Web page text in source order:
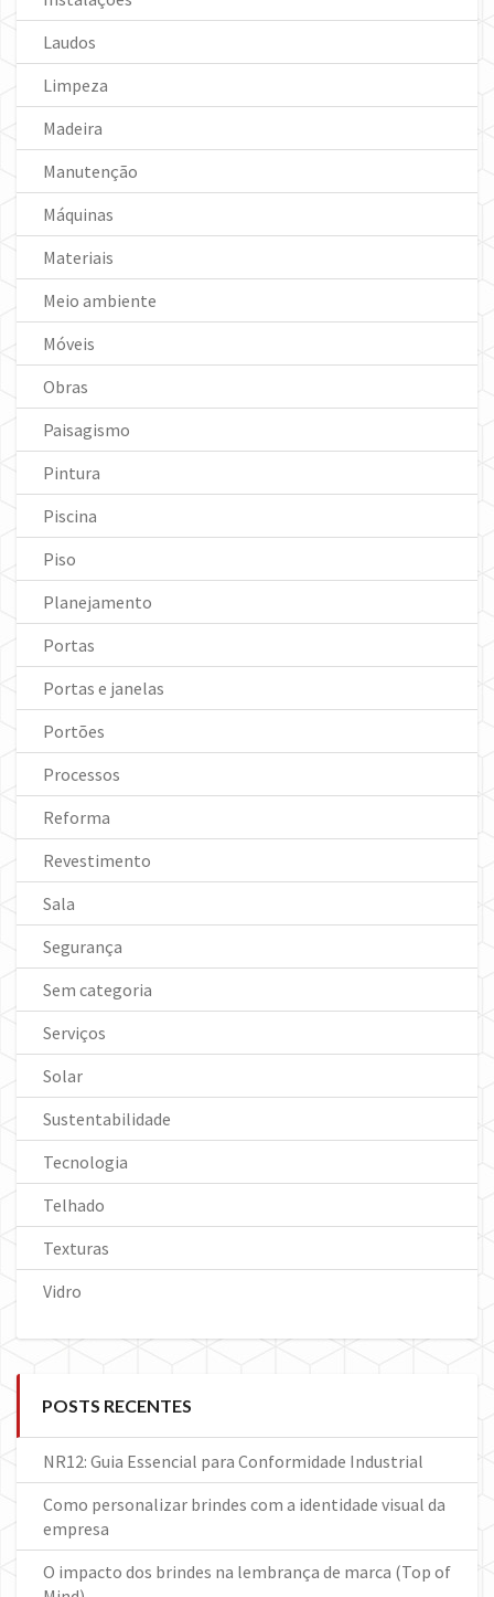
Laudos
Limpeza
Madeira
Manutenção
Máquinas
Materiais
Meio ambiente
Móveis
Obras
Paisagismo
Pintura
Piscina
Piso
Planejamento
Portas
Portas e janelas
Portões
Processos
Reforma
Revestimento
Sala
Segurança
Sem categoria
Serviços
Solar
Sustentabilidade
Tecnologia
Telhado
Texturas
Vidro
POSTS RECENTES
NR12: Guia Essencial para Conformidade Industrial
Como personalizar brindes com a identidade visual da
empresa
O impacto dos brindes na lembrança de marca (Top of